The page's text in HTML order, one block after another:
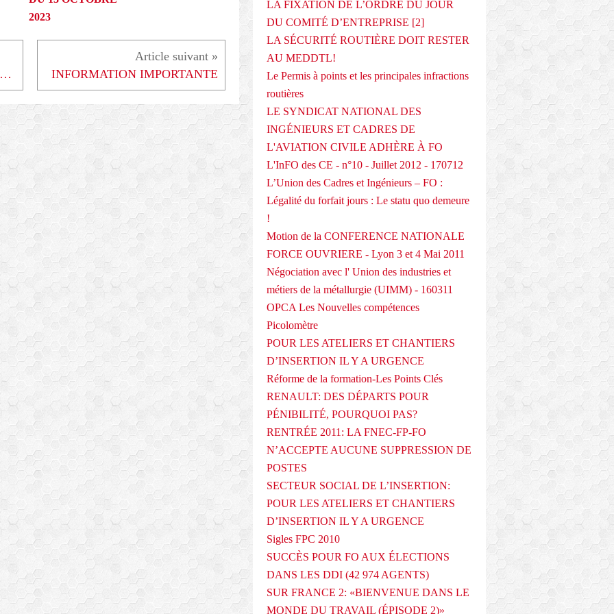
2023
Retraites : sur le terrain, des travailleurs déterminés à gagner INFORMATION IMPORTANTE
LA FIXATION DE L’ORDRE DU JOUR
DU COMITÉ D’ENTREPRISE [2]
LA SÉCURITÉ ROUTIÈRE DOIT RESTER
AU MEDDTL!
Le Permis à points et les principales infractions
routières
LE SYNDICAT NATIONAL DES
INGÉNIEURS ET CADRES DE
L'AVIATION CIVILE ADHÈRE À FO
L'InFO des CE - n°10 - Juillet 2012 - 170712
L’Union des Cadres et Ingénieurs – FO :
Légalité du forfait jours : Le statu quo demeure
!
Motion de la CONFERENCE NATIONALE
FORCE OUVRIERE - Lyon 3 et 4 Mai 2011
Négociation avec l' Union des industries et
métiers de la métallurgie (UIMM) - 160311
OPCA Les Nouvelles compétences
Picolomètre
POUR LES ATELIERS ET CHANTIERS
D’INSERTION IL Y A URGENCE
Réforme de la formation-Les Points Clés
RENAULT: DES DÉPARTS POUR
PÉNIBILITÉ, POURQUOI PAS?
RENTRÉE 2011: LA FNEC-FP-FO
N’ACCEPTE AUCUNE SUPPRESSION DE
POSTES
SECTEUR SOCIAL DE L’INSERTION:
POUR LES ATELIERS ET CHANTIERS
D’INSERTION IL Y A URGENCE
Sigles FPC 2010
SUCCÈS POUR FO AUX ÉLECTIONS
DANS LES DDI (42 974 AGENTS)
SUR FRANCE 2: «BIENVENUE DANS LE
MONDE DU TRAVAIL (ÉPISODE 2)»